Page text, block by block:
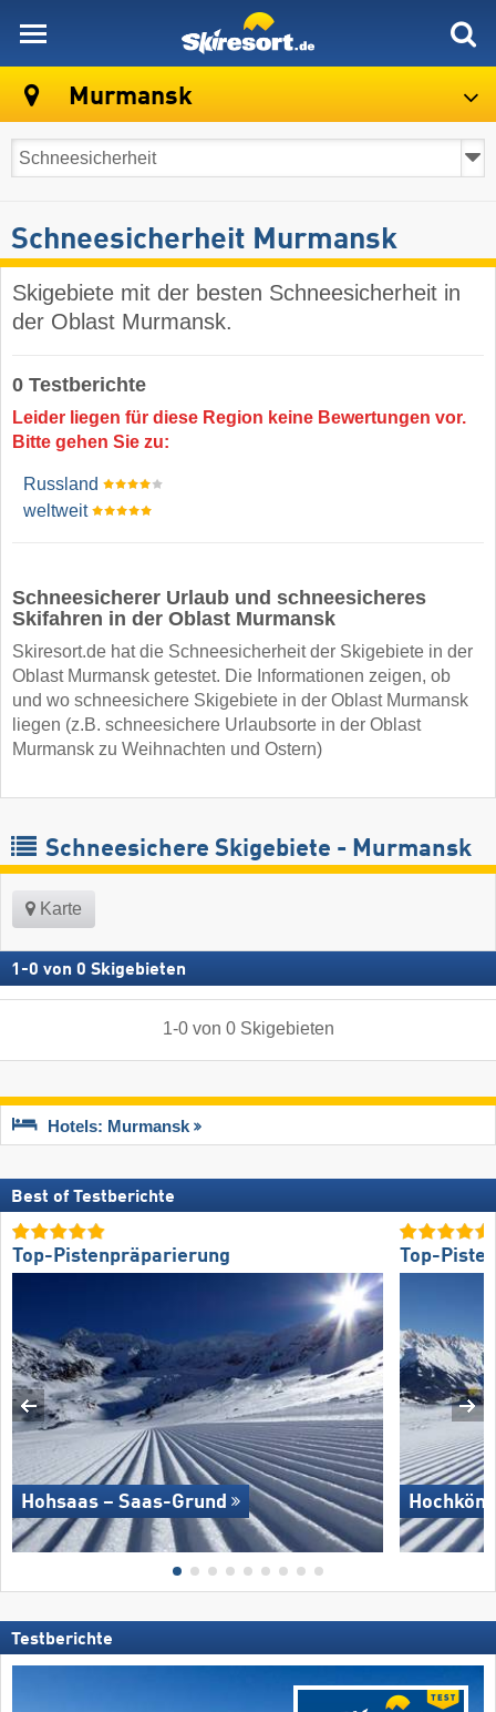
Murmansk
Schneesicherheit Murmansk
Skigebiete mit der besten Schneesicherheit in
der Oblast Murmansk.
0 Testberichte
Leider liegen für diese Region keine Bewertungen vor.
Bitte gehen Sie zu:
Russland
weltweit
Schneesicherer Urlaub und schneesicheres
Skifahren in der Oblast Murmansk
Skiresort.de hat die Schneesicherheit der Skigebiete in der
Oblast Murmansk getestet. Die Informationen zeigen, ob
und wo schneesichere Skigebiete in der Oblast Murmansk
liegen (z.B. schneesichere Urlaubsorte in der Oblast
Murmansk zu Weihnachten und Ostern)
Schneesichere Skigebiete - Murmansk
Karte
1 -0 von 0 Skigebieten
1-0von 0 Skigebieten
Hotels: Murmansk
Best of Testberichte
Top-Pistenpräparierung
Hohsaas – Saas-Grund
Top-
Testberichte